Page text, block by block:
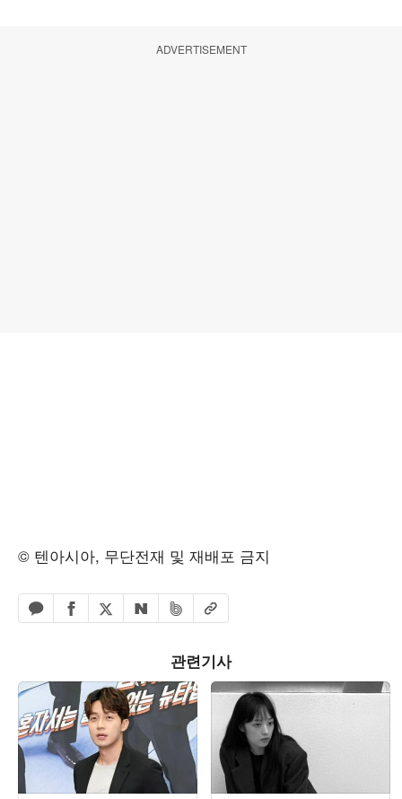
ADVERTISEMENT
© 텐아시아, 무단전재 및 재배포 금지
카카오톡 공유하기
페이스북 공유하기
엑스 공유하기
네이버 공유하기
밴드 공유하기
URL복사
관련기사